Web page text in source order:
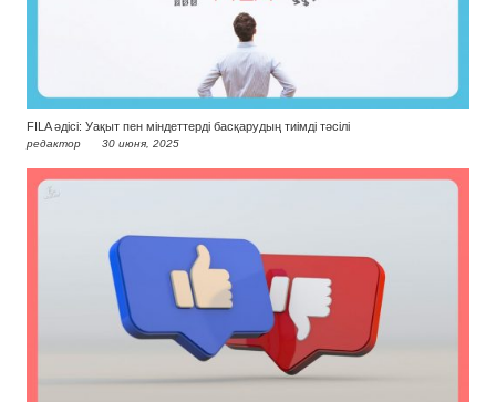
FILA әдісі: Уақыт пен міндеттерді басқарудың тиімді тәсілі
редактор 30 июня, 2025